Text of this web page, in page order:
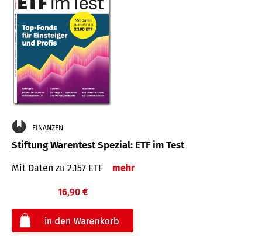
FINANZEN
Stiftung Warentest Spezial: ETF im Test
Mit Daten zu 2.157 ETF mehr
16,90 €